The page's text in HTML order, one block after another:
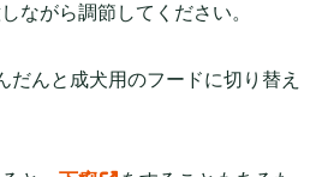
ながら調節してください。
だんと成犬用のフードに切り替え